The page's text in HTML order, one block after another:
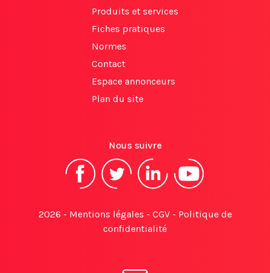
Produits et services
Fiches pratiques
Normes
Contact
Espace annonceurs
Plan du site
Nous suivre
2026 - Mentions légales - CGV- Politique de
confidentialité